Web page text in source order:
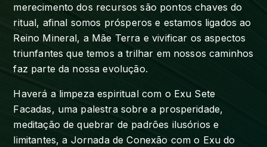
merecimento dos recursos são pontos chaves do
ritual, afinal somos prósperos e estamos ligados ao
Reino Mineral, a Mãe Terra e vivificar os aspectos
triunfantes que temos a trilhar em nossos caminhos
faz parte da nossa evolução.
Haverá a limpeza espiritual com o Exu Sete
Facadas, uma palestra sobre a prosperidade,
meditação de quebrar de padrões ilusórios e
limitantes, a Jornada de Conexão com o Exu do